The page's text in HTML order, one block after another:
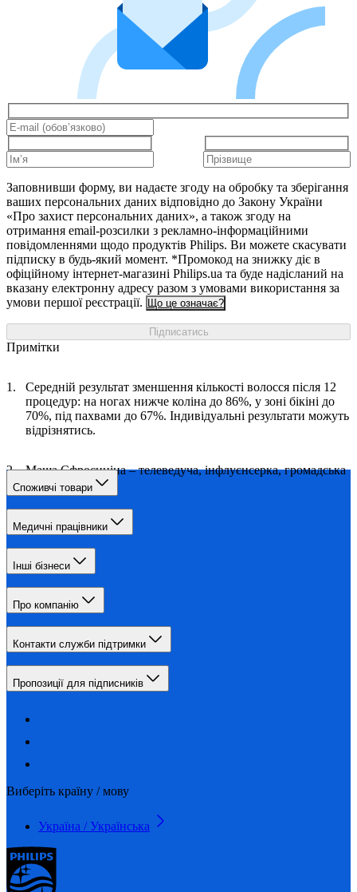
Заповнивши форму, ви надаєте згоду на обробку та зберігання
ваших персональних даних відповідно до Закону України
«Про захист персональних даних», а також згоду на
отримання email-розсилки з рекламно-інформаційними
повідомленнями щодо продуктів Philips. Ви можете скасувати
підписку в будь-який момент. *Промокод на знижку діє в
офіційному інтернет-магазині Philips.ua та буде надісланий на
вказану електронну адресу разом з умовами використання за
умови першої реєстрації. Що це означає?
Підписатись
Примітки
Середній результат зменшення кількості волосся після 12
процедур: на ногах нижче коліна до 86%, у зоні бікіні до
70%, під пахвами до 67%. Індивідуальні результати можуть
відрізнятись.
Маша Єфросиніна – телеведуча, інфлуєнсерка, громадська
діячка
Споживчі товари
Медичні працівники
Інші бізнеси
Про компанію
Контакти служби підтримки
Пропозиції для підписників
Виберіть країну / мову
Україна / Українська